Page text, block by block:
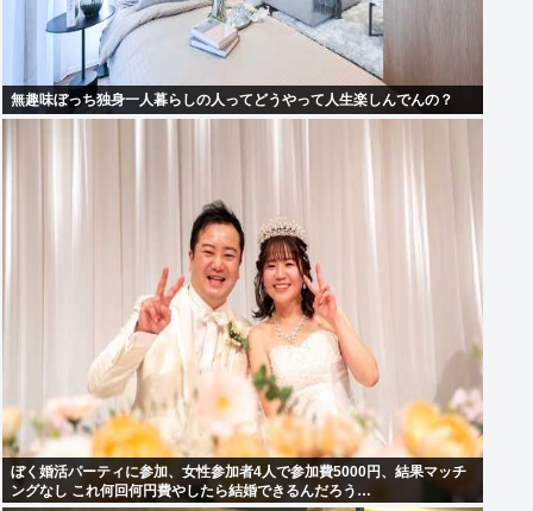
無趣味ぼっち独身一人暮らしの人ってどうやって人生楽しんでんの？
ぼく婚活パーティに参加、女性参加者4人で参加費5000円、結果マッチ
ングなし これ何回何円費やしたら結婚できるんだろう…